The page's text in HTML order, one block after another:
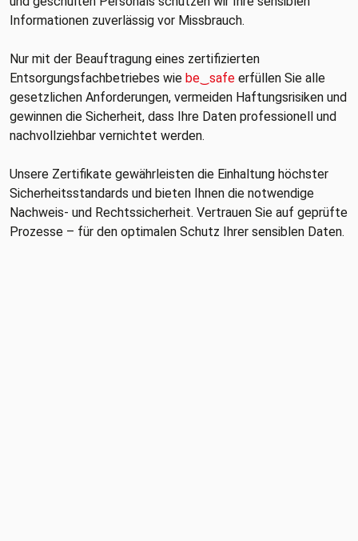
Informationen zuverlässig vor Missbrauch.
Nur mit der Beauftragung eines zertifizierten
Entsorgungsfachbetriebes wie be‿safe erfüllen Sie alle
gesetzlichen Anforderungen, vermeiden Haftungsrisiken und
gewinnen die Sicherheit, dass Ihre Daten professionell und
nachvollziehbar vernichtet werden.
Unsere Zertifikate gewährleisten die Einhaltung höchster
Sicherheitsstandards und bieten Ihnen die notwendige
Nachweis- und Rechtssicherheit. Vertrauen Sie auf geprüfte
Prozesse – für den optimalen Schutz Ihrer sensiblen Daten.